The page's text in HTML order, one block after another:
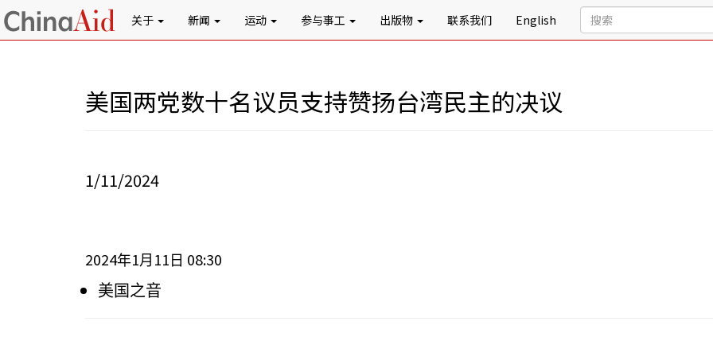
关于 新闻 运动 参与事工 出版物 联系我们 English
美国两党数十名议员支持赞扬台湾民主的决议
1/11/2024
2024年1月 11 日 08:30
美国之音